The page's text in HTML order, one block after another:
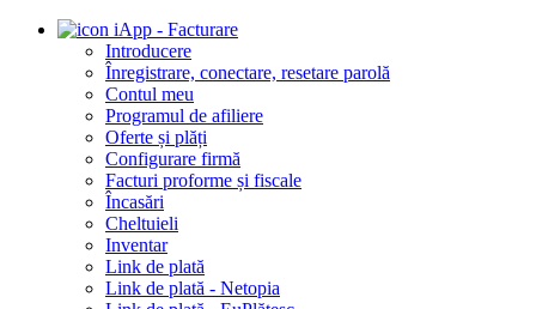
iApp - Facturare
Introducere
Înregistrare, conectare, resetare parolă
Contul meu
Programul de afiliere
Oferte și plăți
Configurare firmă
Facturi proforme și fiscale
Încasări
Cheltuieli
Inventar
Link de plată
Link de plată - Netopia